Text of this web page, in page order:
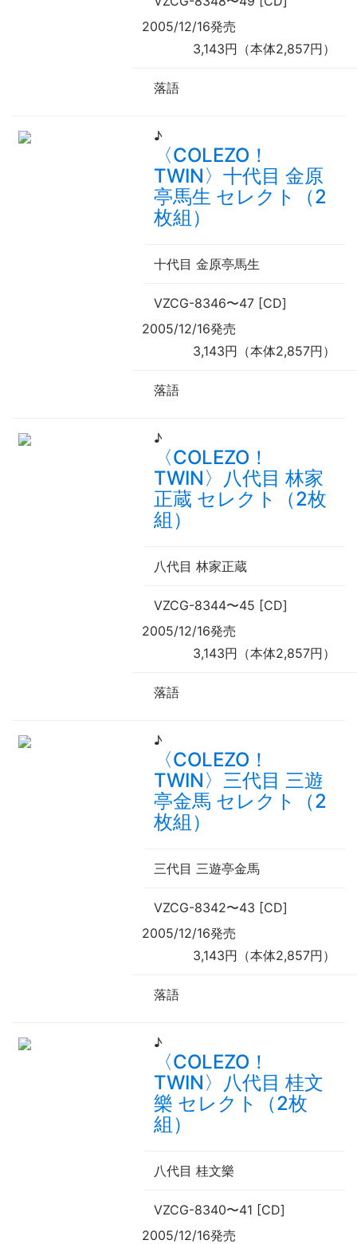
2005/12/16発売
3,143円（本体2,857円）
落語
♪
〈COLEZO！
TWIN〉十代目 金原
亭馬生 セレクト（2
枚組）
十代目 金原亭馬生
VZCG-8346〜47 [CD]
2005/12/16発売
3,143円（本体2,857円）
落語
♪
〈COLEZO！
TWIN〉八代目 林家
正蔵 セレクト（2枚
組）
八代目 林家正蔵
VZCG-8344〜45 [CD]
2005/12/16発売
3,143円（本体2,857円）
落語
♪
〈COLEZO！
TWIN〉三代目 三遊
亭金馬 セレクト（2
枚組）
三代目 三遊亭金馬
VZCG-8342〜43 [CD]
2005/12/16発売
3,143円（本体2,857円）
落語
♪
〈COLEZO！
TWIN〉八代目 桂文
樂 セレクト（2枚
組）
八代目 桂文樂
VZCG-8340〜41 [CD]
2005/12/16発売